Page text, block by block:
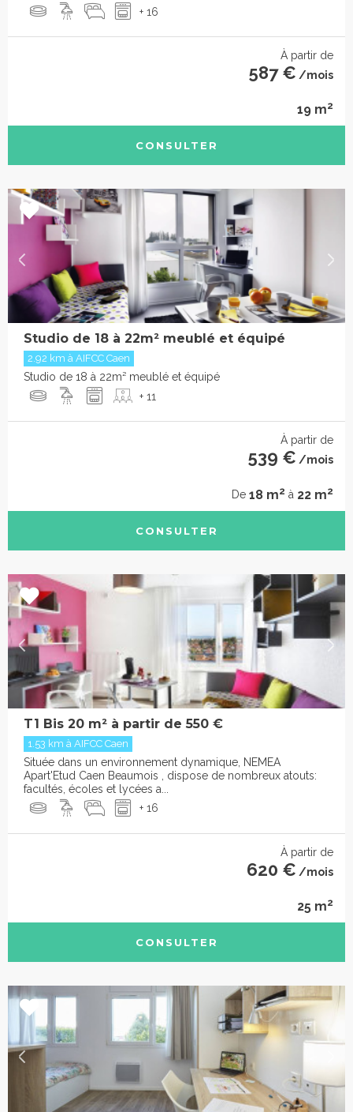
+ 16
À partir de
587 € /mois
19 m2
CONSULTER
Studio de 18 à 22m² meublé et équipé
2.92 km à AIFCC Caen
Studio de 18 à 22m² meublé et équipé
+ 11
À partir de
539 € /mois
De 18 m2 à 22 m2
CONSULTER
T1 Bis 20 m² à partir de 550 €
1.53 km à AIFCC Caen
Située dans un environnement dynamique, NEMEA
Apart'Etud Caen Beaumois , dispose de nombreux atouts:
facultés, écoles et lycées a...
+ 16
À partir de
620 € /mois
25 m2
CONSULTER